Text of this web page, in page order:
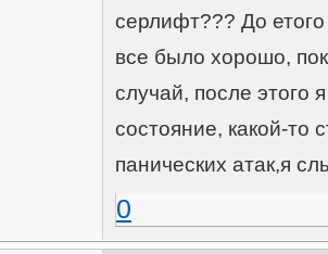
серлифт??? До
все было хорошо,
случай, после этого
состояние, какой-то
панических атак,я
0